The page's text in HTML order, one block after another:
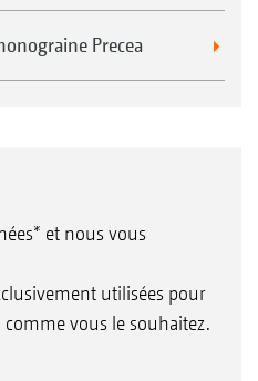
Precea
et nous vous
utilisées pour
comme vous le souhaitez.